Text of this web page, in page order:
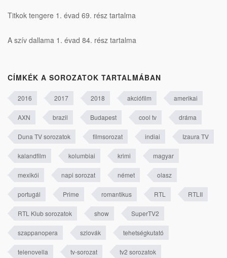
Titkok tengere 1. évad 69. rész tartalma
A szív dallama 1. évad 84. rész tartalma
CÍMKÉK A SOROZATOK TARTALMÁBAN
2016 2017 2018 akciófilm amerikai
AXN brazil Budapest cool tv dráma
Duna TV sorozatok filmsorozat indiai Izaura TV
kalandfilm kolumbiai krimi magyar
mexikói napi sorozat német olasz
portugál Prime romantikus RTL RTLII
RTL Klub sorozatok show SuperTV2
szappanopera szlovák tehetségkutató
telenovella tv-sorozat tv2 sorozatok